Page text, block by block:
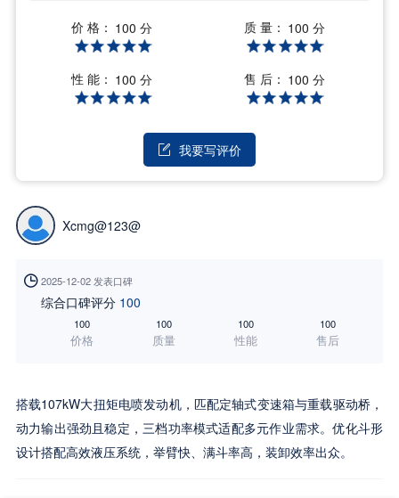
价 格： 100 分 质 量： 100 分
性 能： 100 分 售 后： 100 分
 我要写评价
Xcmg@123@
 2025-12-02 发表口碑
综合口碑评分 100
100
价格
100
质量
100
性能
100
售后
搭载107kW大扭矩电喷发动机，匹配定轴式变速箱与重载驱动桥，
动力输出强劲且稳定，三档功率模式适配多元作业需求。优化斗形
设计搭配高效液压系统，举臂快、满斗率高，装卸效率出众。